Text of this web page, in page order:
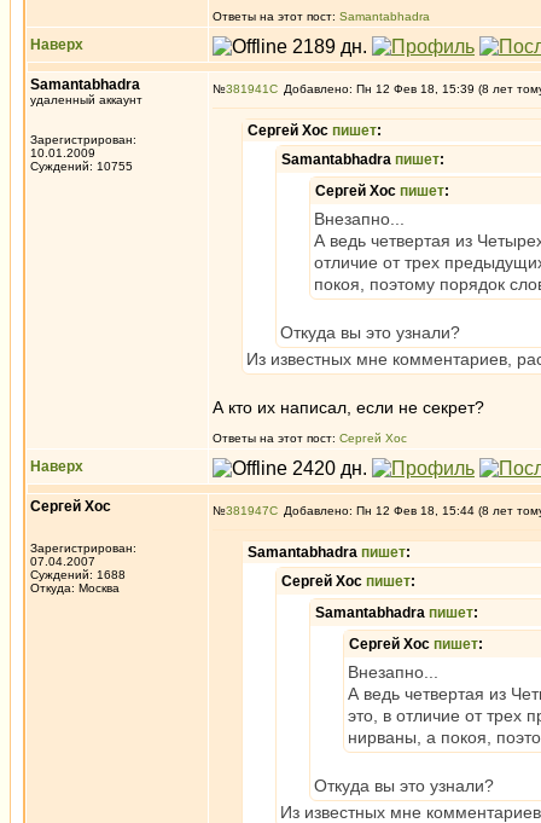
Ответы на этот пост: Samantabhadra
Наверх
Samantabhadra
удаленный аккаунт
Зарегистрирован:
10.01.2009
Суждений: 10755
№381941 Добавлено: Пн 12 Фев 18, 15:39 (8 лет
Сергей Хос пишет:
Samantabhadra пишет:
Сергей Хос пишет:
Внезапно...
А ведь четвертая из
отличие от трех
покоя, поэтому порядок
Откуда вы это узнали?
Из известных мне комментариев,
А кто их написал, если не секрет?
Ответы на этот пост: Сергей Хос
Наверх
Сергей Хос
Зарегистрирован:
07.04.2007
Суждений: 1688
Откуда: Москва
№381947 Добавлено: Пн 12 Фев 18, 15:44 (8 лет
Samantabhadra пишет:
Сергей Хос пишет:
Samantabhadra пишет:
Сергей Хос пишет:
Внезапно...
А ведь четвертая из
это, в отличие от трех
нирваны, а покоя,
Откуда вы это узнали?
Из известных мне